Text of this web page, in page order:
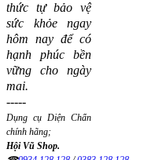
thức tự bảo vệ
sức khỏe ngay
hôm nay để có
hạnh phúc bền
vững cho ngày
mai.
-----
Dụng cụ Diện Chẩn
chính hãng;
Hội Vũ Shop.